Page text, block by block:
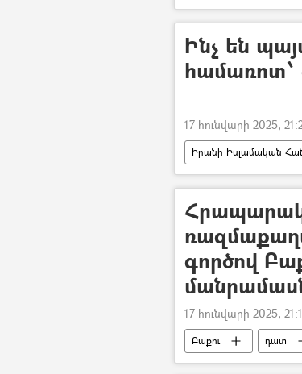
Նաիրի Սարգսյան
Ինչ են
համառոտ՝
17 հունվարի 2025,
Իրանի Իսլամական
գործով
17 հունվարի 2025,
Բաքու դատ
Տեսանյութեր